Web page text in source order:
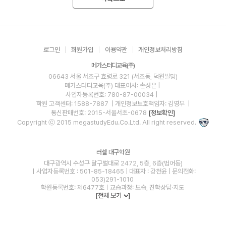
로그인 회원가입 이용약관 개인정보처리방침
메가스터디교육(주)
06643 서울 서초구 효령로 321 (서초동, 덕원빌딩)
메가스터디교육(주) 대표이사: 손성은 |
사업자등록번호: 780-87-00034
학원 고객센터: 1588-7887
| 개인정보보호책임자: 김영무
통신판매번호: 2015-서울서초-0678 [정보확인]
Copyright ⓒ 2015 megastudyEdu.Co.Ltd. All right reserved.
러셀 대구학원
대구광역시 수성구 달구벌대로 2472, 5층, 6층(범어동)
ㅣ사업자등록번호 : 501-85-18465 | 대표자 : 강천윤 | 문의전화:
053)291-1010
학원등록번호: 제6477호ㅣ교습과정: 보습, 진학상담·지도
[전체 보기
]